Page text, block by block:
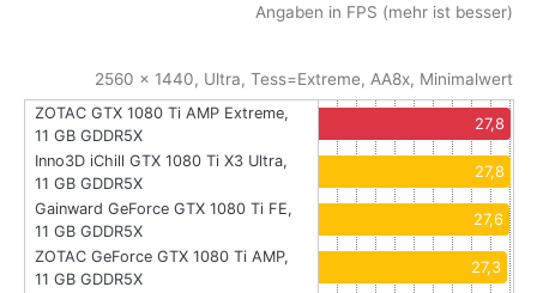
Angaben in FPS (mehr ist besser)
2560 x 1440, Ultra, Tess=Extreme, AA8x, Minimalwert
ZOTAC GTX 1080 Ti AMP Extreme,
11 GB GDDR5X
27,8
Inno3D iChill GTX 1080 Ti X3 Ultra,
11 GB GDDR5X
27,8
Gainward GeForce GTX 1080 Ti FE,
11 GB GDDR5X
27,6
ZOTAC GeForce GTX 1080 Ti AMP,
11 GB GDDR5X
27,3